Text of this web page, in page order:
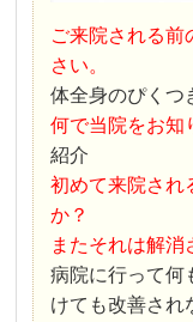
ご来院される前
さい。
体全身のぴくつ
何で当院をお知
紹介
初めて来院され
か？
またそれは解消
病院に行って何
けても改善され